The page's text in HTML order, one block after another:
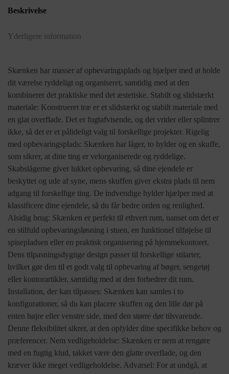
Beskrivelse
Yderligere information
Skænken har masser af opbevaringsplads og hjælper med at holde
dit værelse ryddeligt og organiseret, samtidig med at den
kombinerer det praktiske med det æstetiske. Stabilt og slidstærkt
materiale: Konstrueret træ er et slidstærkt og stabilt materiale med
en glat overflade. Det er fugtafvisende, og det vrider eller splintrer
ikke, så det er et pålideligt valg til forskellige projekter. Rigelig
med opbevaringsplads: Skænken har låger, to hylder og en skuffe,
som sikrer, at dine ting er velorganiserede og ryddelige.
Skabslågerne giver lukket opbevaring, så dine ejendele er
beskyttet og ude af syne, mens skuffen giver ekstra plads til nem
adgang til forskellige ting. De indvendige hylder hjælper med at
klassificere dine ejendele, så du får bedre orden og renlighed.
Alsidig brug: Skænken er perfekt til ethvert rum, uanset om det er
en stilfuld opbevaringsløsning i stuen, en funktionel tilføjelse til
spisepladsen eller en praktisk organisering på hjemmekontoret.
Dens tilpasningsdygtige design passer til forskellige stilarter,
hvilket gør den til et godt valg til opbevaring af bøger, sengetøj
eller kontorartikler, samtidig med at den forbedrer dit rum.
Installation, der kan tilpasses: Skænken kan samles i to
konfigurationer, så du kan placere skuffen og den lille dør på
enten højre eller venstre side, med den større dør tilsvarende.
Denne fleksibilitet sikrer, at den opfylder dine specifikke behov og
præferencer. Nem vedligeholdelse: Skænken er nem at rengøre
med en fugtig klud, takket være den glatte overflade, og den
kræver ikke meget vedligeholdelse. Advarsel: For at undgå, at